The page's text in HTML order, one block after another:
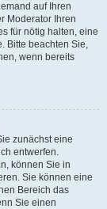
auf Ihren
Moderator Ihren
für nötig halten, eine
Bitte beachten Sie,
wenn bereits
zunächst eine
entwerfen.
können Sie in
Sie können eine
Bereich das
Sie einen